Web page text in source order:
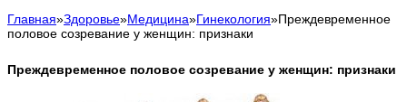
Главная»Здоровье»Медицина»Гинекология»Преждевременное
половое созревание у женщин: признаки
Преждевременное половое созревание у женщин: признаки